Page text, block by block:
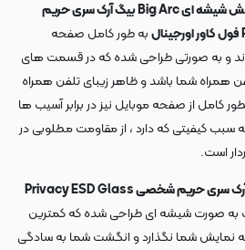
محافظ های صفحه نمایش شیشه ای Big Arc بیگ آرک سری حریم
به طور کامل صفحه
و به صورتی طراحی شده که در قسمت های
شما باشد و ظاهر زیبای تلفن همراه
از صفحه موبایل نیز در برابر آسیب ها
کیفیتی که دارد ، از مقاومت مطلوبی در
است.
گلس شیشه ای Big Arc بیگ آرک سری حریم شخصی Privacy ESD Glass
صورت شیشه ای طراحی شده که کمترین
نمایش شما نگذارد و انگشت شما به سادگی